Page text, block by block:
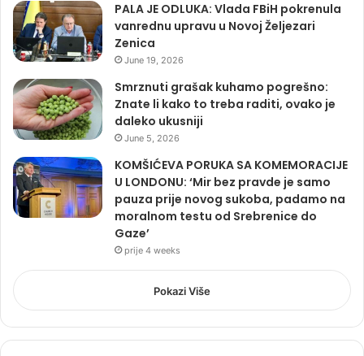
PALA JE ODLUKA: Vlada FBiH pokrenula
vanrednu upravu u Novoj Željezari
Zenica
June 19, 2026
Smrznuti grašak kuhamo pogrešno:
Znate li kako to treba raditi, ovako je
daleko ukusniji
June 5, 2026
KOMŠIĆEVA PORUKA SA KOMEMORACIJE
U LONDONU: ‘Mir bez pravde je samo
pauza prije novog sukoba, padamo na
moralnom testu od Srebrenice do
Gaze’
prije 4 weeks
Pokazi Više